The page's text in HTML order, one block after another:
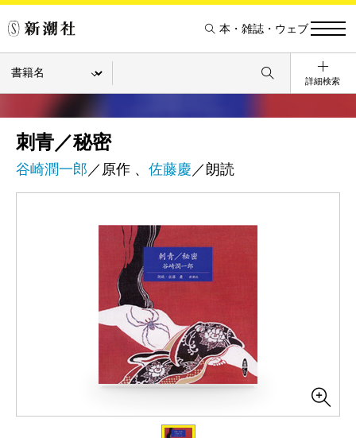
本・雑誌・ウェブ
詳細検索
刺青／秘密
谷崎潤一郎 ／原作 、 佐藤慶 ／朗読